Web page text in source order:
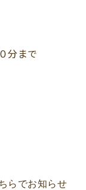
分まで
らでお知らせ